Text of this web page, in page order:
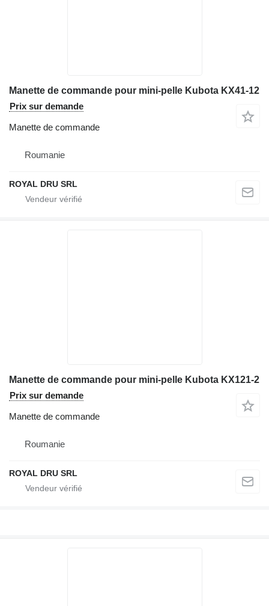
Manette de commande pour mini-pelle Kubota KX41-12
Prix sur demande
Manette de commande
Roumanie
ROYAL DRU SRL
Manette de commande pour mini-pelle Kubota KX121-2
Prix sur demande
Manette de commande
Roumanie
ROYAL DRU SRL